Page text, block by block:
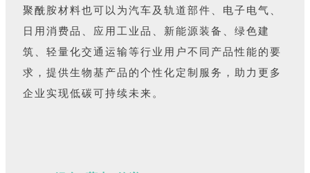
聚酰胺材料也可以为汽车及轨道部件、电子电气、
日用消费品、应用工业品、新能源装备、绿色建
筑、轻量化交通运输等行业用户不同产品性能的要
求，提供生物基产品的个性化定制服务，助力更多
企业实现低碳可持续未来。